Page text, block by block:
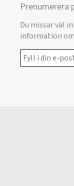
Prenumerera
Du missar väl
information